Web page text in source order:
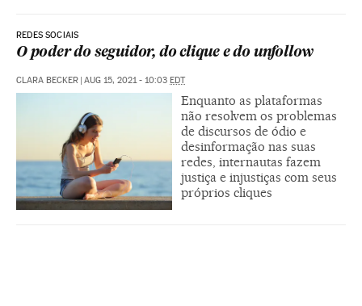
REDES SOCIAIS
O poder do seguidor, do clique e do unfollow
CLARA BECKER | AUG 15, 2021 - 10:03 EDT
Enquanto as plataformas
não resolvem os problemas
de discursos de ódio e
desinformação nas suas
redes, internautas fazem
justiça e injustiças com seus
próprios cliques